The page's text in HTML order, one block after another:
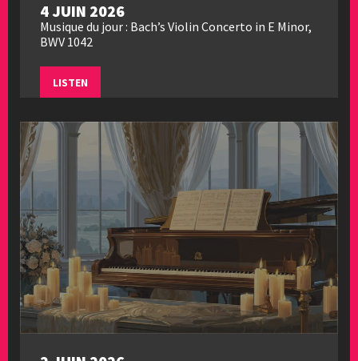
4 JUIN 2026
Musique du jour : Bach’s Violin Concerto in E Minor,
BWV 1042
LISTEN